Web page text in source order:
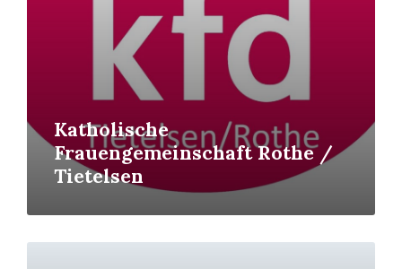
Katholische
Frauengemeinschaft Rothe /
Tietelsen
Read